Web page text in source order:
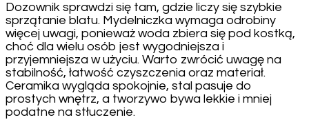
Dozownik sprawdzi się tam, gdzie liczy się szybkie
sprzątanie blatu. Mydelniczka wymaga odrobiny
więcej uwagi, ponieważ woda zbiera się pod kostką,
choć dla wielu osób jest wygodniejsza i
przyjemniejsza w użyciu. Warto zwrócić uwagę na
stabilność, łatwość czyszczenia oraz materiał.
Ceramika wygląda spokojnie, stal pasuje do
prostych wnętrz, a tworzywo bywa lekkie i mniej
podatne na stłuczenie.